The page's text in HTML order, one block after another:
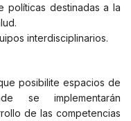
políticas destinadas a la
interdisciplinarios.
posibilite espacios de
se implementarán
de las competencias